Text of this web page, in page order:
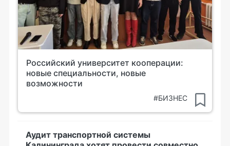
Российский университет кооперации:
новые специальности, новые
возможности
#БИЗНЕС
Аудит транспортной системы